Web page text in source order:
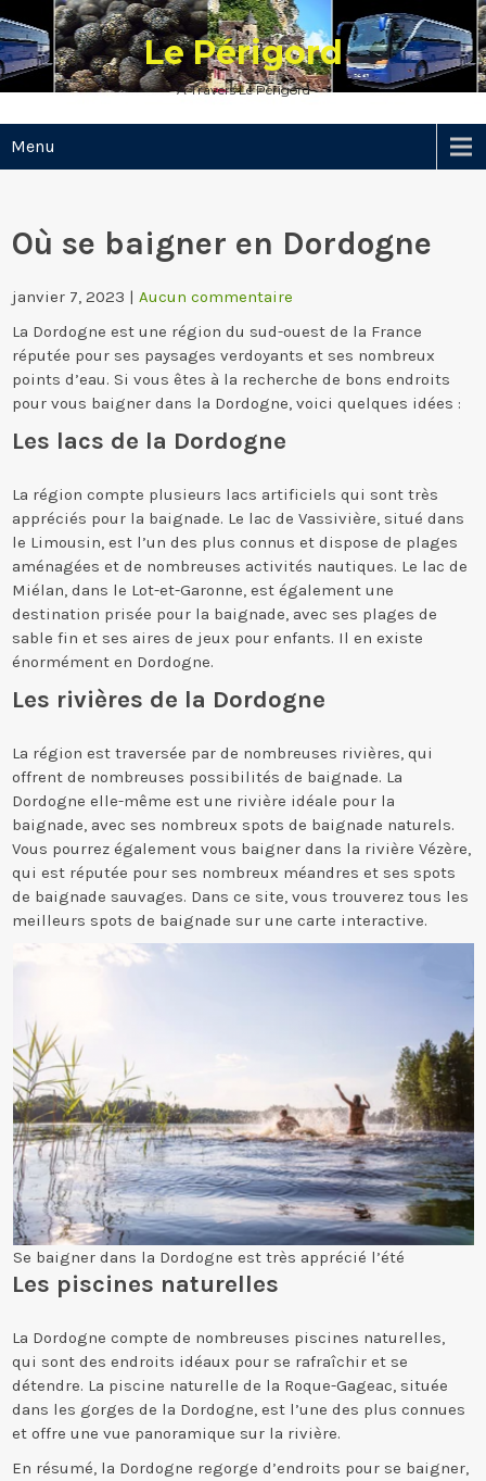
to
content
Le Périgord
A Travers Le Périgord
Menu
Où se baigner en Dordogne
janvier 7, 2023 |Aucun commentaire
La Dordogne est une région du sud-ouest de la France
réputée pour ses paysages verdoyants et ses nombreux
points d’eau. Si vous êtes à la recherche de bons endroits
pour vous baigner dans la Dordogne, voici quelques idées :
Les lacs de la Dordogne
La région compte plusieurs lacs artificiels qui sont très
appréciés pour la baignade. Le lac de Vassivière, situé dans
le Limousin, est l’un des plus connus et dispose de plages
aménagées et de nombreuses activités nautiques. Le lac de
Miélan, dans le Lot-et-Garonne, est également une
destination prisée pour la baignade, avec ses plages de
sable fin et ses aires de jeux pour enfants. Il en existe
énormément en Dordogne.
Les rivières de la Dordogne
La région est traversée par de nombreuses rivières, qui
offrent de nombreuses possibilités de baignade. La
Dordogne elle-même est une rivière idéale pour la
baignade, avec ses nombreux spots de baignade naturels.
Vous pourrez également vous baigner dans la rivière Vézère,
qui est réputée pour ses nombreux méandres et ses spots
de baignade sauvages. Dans ce site, vous trouverez tous les
meilleurs spots de baignade sur une carte interactive.
Se baigner dans la Dordogne est très apprécié l’été
Les piscines naturelles
La Dordogne compte de nombreuses piscines naturelles,
qui sont des endroits idéaux pour se rafraîchir et se
détendre. La piscine naturelle de la Roque-Gageac, située
dans les gorges de la Dordogne, est l’une des plus connues
et offre une vue panoramique sur la rivière.
En résumé, la Dordogne regorge d’endroits pour se baigner,